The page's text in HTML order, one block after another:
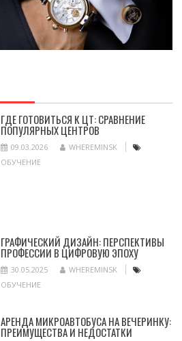
ГДЕ ГОТОВИТЬСЯ К ЦТ: СРАВНЕНИЕ
ПОПУЛЯРНЫХ ЦЕНТРОВ
09.03.2026
WHEREMINSK
ОБУЧЕНИЕ
ГРАФИЧЕСКИЙ ДИЗАЙН: ПЕРСПЕКТИВЫ
ПРОФЕССИИ В ЦИФРОВУЮ ЭПОХУ
30.05.2025
WHEREMINSK
ОБУЧЕНИЕ
АРЕНДА МИКРОАВТОБУСА НА ВЕЧЕРИНКУ:
ПРЕИМУЩЕСТВА И НЕДОСТАТКИ